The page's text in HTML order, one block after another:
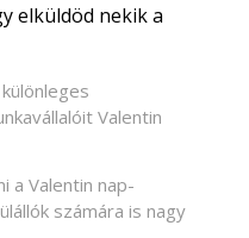
elküldöd nekik a
Valentin
a Valentin nap-
számára is nagy